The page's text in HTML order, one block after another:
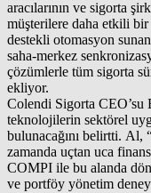
aracılarının ve sigorta
müşterilere daha etkili bir
destekli otomasyon
saha-merkez
çözümlerle tüm sigorta
ekliyor.
Colendi Sigorta
teknolojilerin sektörel
bulunacağını belirtti. Al,
zamanda uçtan uca
COMPI ile bu alanda
ve portföy yönetim